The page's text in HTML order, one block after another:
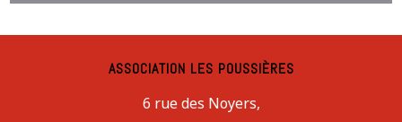
ASSOCIATION LES POUSSIÈRES
6 rue des Noyers,